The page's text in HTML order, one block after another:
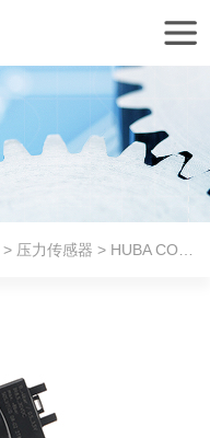
> 压力传感器 > HUBA CONTROL压力传感器